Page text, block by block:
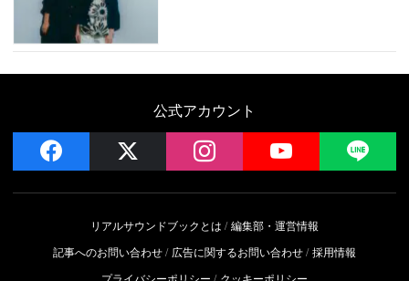
公式アカウント
facebook instagram YouTube
リアルサウンドブックとは
編集部・運営情報
記事へのお問い合わせ
広告に関するお問い合わせ 採用情報
プライバシーポリシー
クッキーポリシー